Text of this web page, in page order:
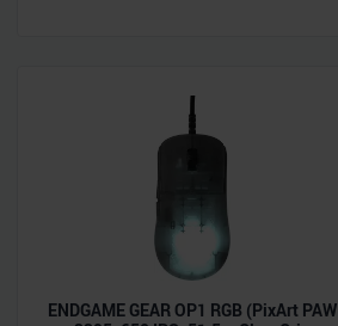
ENDGAME GEAR OP1 RGB (PixArt PAW